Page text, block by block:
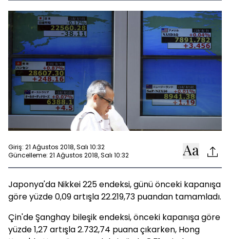
Giriş: 21 Ağustos 2018, Salı 10:32
Güncelleme: 21 Ağustos 2018, Salı 10:32
Japonya'da Nikkei 225 endeksi, günü önceki kapanışa
göre yüzde 0,09 artışla 22.219,73 puandan tamamladı.
Çin'de Şanghay bileşik endeksi, önceki kapanışa göre
yüzde 1,27 artışla 2.732,74 puana çıkarken, Hong